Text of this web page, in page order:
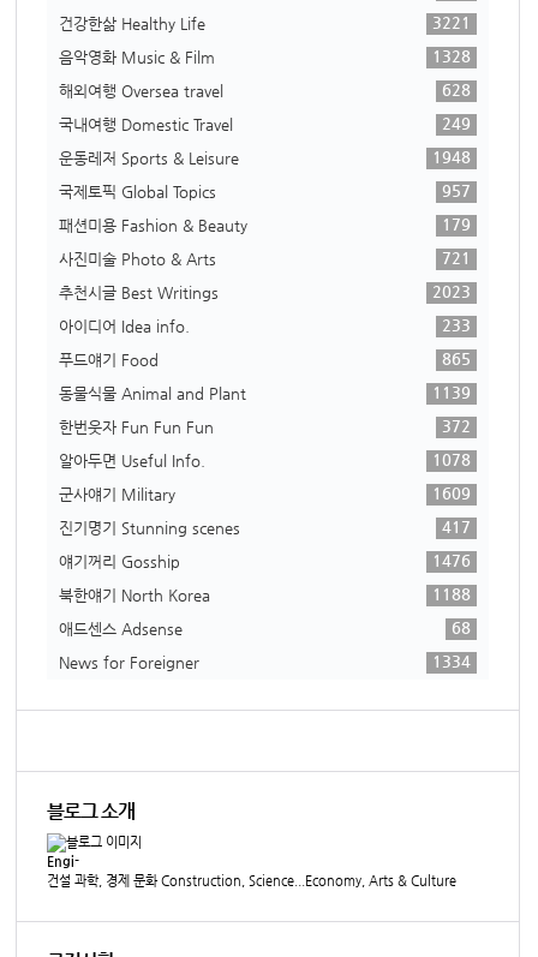
건강한삶 Healthy Life
3221
음악영화 Music & Film
1328
해외여행 Oversea travel
628
국내여행 Domestic Travel
249
운동레저 Sports & Leisure
1948
국제토픽 Global Topics
957
패션미용 Fashion & Beauty
179
사진미술 Photo & Arts
721
추천시글 Best Writings
2023
아이디어 Idea info.
233
푸드얘기 Food
865
동물식물 Animal and Plant
1139
한번웃자 Fun Fun Fun
372
알아두면 Useful Info.
1078
군사얘기 Military
1609
진기명기 Stunning scenes
417
얘기꺼리 Gosship
1476
북한얘기 North Korea
1188
애드센스 Adsense
68
News for Foreigner
1334
블로그 소개
Engi-
건설 과학, 경제 문화 Construction, Science...Economy, Arts & Culture